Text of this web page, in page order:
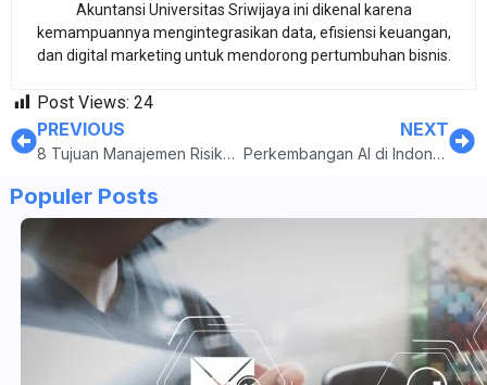
Akuntansi Universitas Sriwijaya ini dikenal karena
kemampuannya mengintegrasikan data, efisiensi keuangan,
dan digital marketing untuk mendorong pertumbuhan bisnis.
Post Views: 24
PREVIOUS
8 Tujuan Manajemen Risiko dalam Bisnis dan Contoh Penerapannya
NEXT
Perkembangan AI di Indonesia Saat Ini, dari Bisnis hingga Pendidikan
Populer Posts